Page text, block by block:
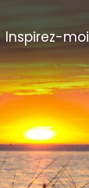
Inspirez-moi